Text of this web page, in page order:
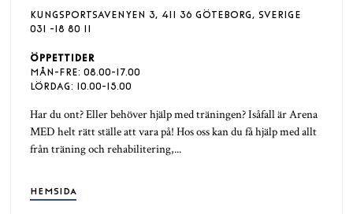
KUNGSPORTSAVENYEN 3, 411 36 GÖTEBORG, SVERIGE
031 -18 80 11
ÖPPETTIDER
MÅN-FRE: 08.00-17.00
LÖRDAG: 10.00-15.00
Har du ont? Eller behöver hjälp med träningen? Isåfall är Arena
MED helt rätt ställe att vara på! Hos oss kan du få hjälp med allt
från träning och rehabilitering,...
HEMSIDA